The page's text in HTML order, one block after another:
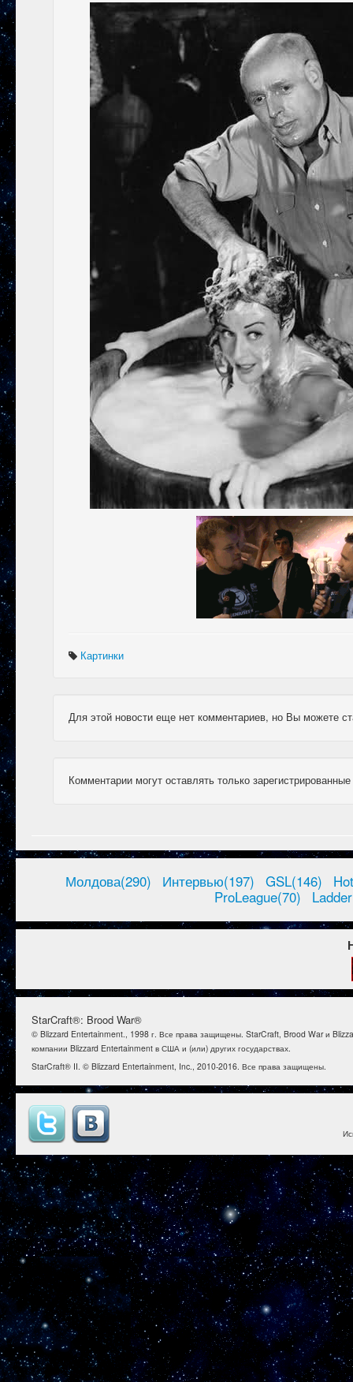
Картинки
Для этой новости еще нет комментариев, но Вы можете
Комментарии могут оставлять только
Молдова(290) Интервью(197) GSL(146)
ProLeague(70)
StarCraft®: Brood War®
© Blizzard Entertainment., 1998 г. Все права защищены. StarCraft, Brood War и
компании Blizzard Entertainment в США и (или) других государствах.
StarCraft® II. © Blizzard Entertainment, Inc., 2010-2016. Все права защищены.